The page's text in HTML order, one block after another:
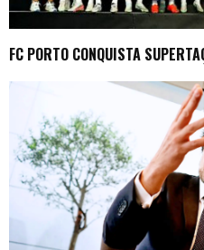
FC PORTO CONQUISTA